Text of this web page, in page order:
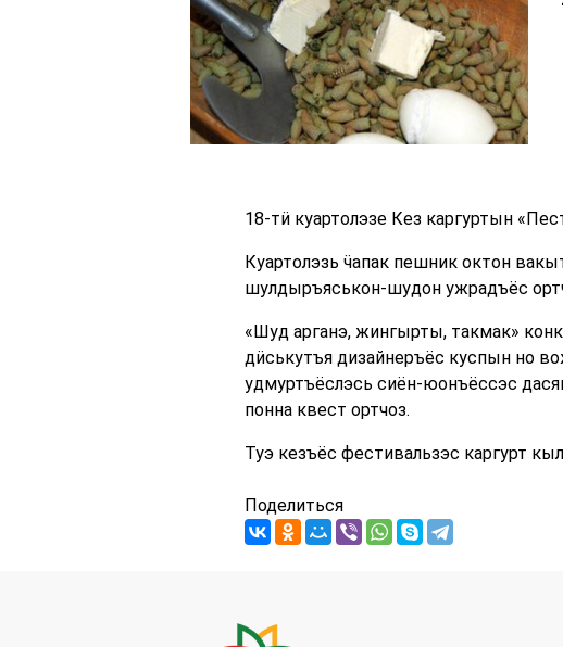
18-тӥ куартолэзе Кез каргуртын
Куартолэзь ӵапак пешник октон
шулдыръяськон-шудон ужрадъёс
«Шуд арганэ, жингырты, такмак»
дӥськутъя дизайнеръёс куспын но
удмуртъёслэсь сиён-юонъёссэс
понна квест ортчоз.
Туэ кезъёс фестивальзэс каргурт
Поделиться